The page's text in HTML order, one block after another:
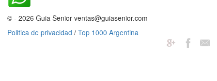
© - 2026 Guia Senior ventas@guiasenior.com
Politica de privacidad / Top 1000 Argentina